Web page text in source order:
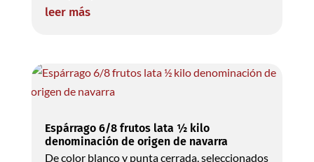
leer más
Espárrago 6/8 frutos lata ½ kilo
denominación de origen de navarra
De color blanco y punta cerrada, seleccionados